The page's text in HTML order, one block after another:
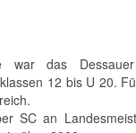
war das
12 bis U 20.
SC an